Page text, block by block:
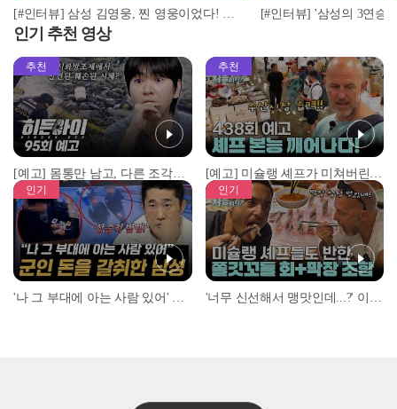
[#인터뷰] 삼성 김영웅, 찐 영웅이었다! 통산 두 번째 만루홈런 폭발 I #베이스볼투나잇 2025.03.25
인기 추천 영상
추천
[예고] 몸통만 남고, 다른 조각은 어디에..? 시화호에서 드러난 충격적인 토막 살인사건!
추천
[예고] 미슐랭 셰프가 미쳐버린 이유! 본능이 깨어난 사건은?
인기 인기